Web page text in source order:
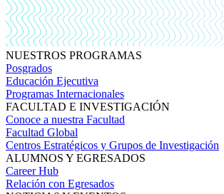
NUESTROS PROGRAMAS
Posgrados
Educación Ejecutiva
Programas Internacionales
FACULTAD E INVESTIGACIÓN
Conoce a nuestra Facultad
Facultad Global
Centros Estratégicos y Grupos de Investigación
ALUMNOS Y EGRESADOS
Career Hub
Relación con Egresados